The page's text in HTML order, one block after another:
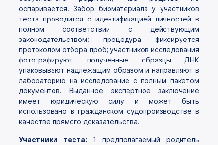
оспаривается. Забор биоматериала у участников
теста проводится с идентификацией личностей в
полном соответствии с действующим
законодательством: процедура фиксируется
протоколом отбора проб; участников исследования
фотографируют; полученные образцы ДНК
упаковывают надлежащим образом и направляют в
лабораторию на исследование с полным пакетом
документов. Выданное экспертное заключение
имеет юридическую силу и может быть
использовано в гражданском судопроизводстве в
качестве прямого доказательства.
Участники теста: 1 предполагаемый родитель